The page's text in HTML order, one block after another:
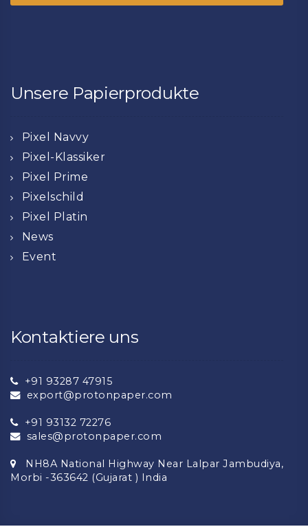
Unsere Papierprodukte
Pixel Navvy
Pixel-Klassiker
Pixel Prime
Pixelschild
Pixel Platin
News
Event
Kontaktiere uns
+91 93287 47915
export@protonpaper.com
+91 93132 72276
sales@protonpaper.com
NH8A National Highway Near Lalpar Jambudiya,
Morbi -363642 (Gujarat ) India